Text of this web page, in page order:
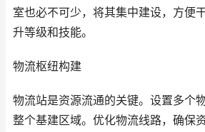
室也必不可少，将其集中建设，方便
升等级和技能。
物流枢纽构建
物流站是资源流通的关键。设置多个
整个基建区域。优化物流线路，确保